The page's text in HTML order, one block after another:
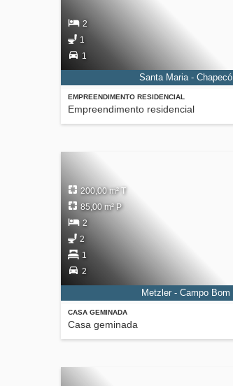
EMPREENDIMENTO RESIDENCIAL
Empreendimento residencial
2
1
1
Santa Maria - Chapecó
CASA GEMINADA
Casa geminada
200,00 m² T
85,00 m² P
2
2
1
2
Metzler - Campo Bom